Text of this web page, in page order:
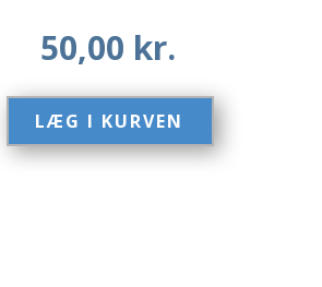
50,00 kr.
LÆG I KURVEN​